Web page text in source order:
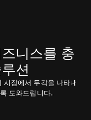
니스를 충
션
시장에서 두각을 나타내
도와드립니다..